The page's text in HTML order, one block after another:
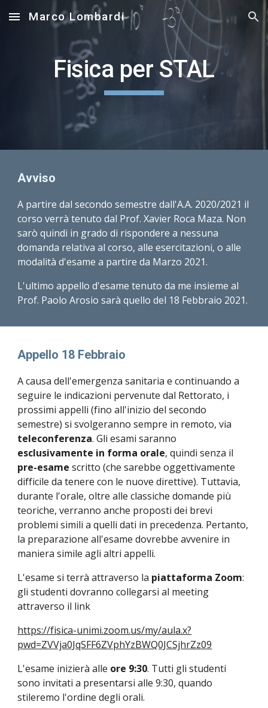
Skip to main content Skip to navigation
Marco Lombardi
Fisica per STAL
Avviso
A partire dal secondo semestre dall'A.A. 2020/2021 il
corso verrà tenuto dal Prof. Xavier Roca Maza. Non
sarò quindi in grado di rispondere a nessuna
domanda relativa al corso, alle esercitazioni, o alle
modalità d'esame a partire da Marzo 2021.
L'ultimo appello d'esame tenuto da me insieme al
Prof. Paolo Arosio sarà quello del 18 Febbraio 2021.
Appello 18 Febbraio
A causa dell'emergenza sanitaria e continuando a
seguire le indicazioni pervenute dal Rettorato, i
prossimi appelli (fino all'inizio del secondo
teleconferenza
esclusivamente in forma orale
pre-esame scritto (che sarebbe oggettivamente
difficile da tenere con le nuove direttive). Tuttavia,
durante l'orale, oltre alle classiche domande più
teoriche, verranno anche proposti dei brevi
problemi simili a quelli dati in precedenza. Pertanto,
la preparazione all'esame dovrebbe avvenire in
maniera simile agli altri appelli.
L'esame si terrà attraverso la piattaforma Zoom:
gli studenti dovranno collegarsi al meeting
attraverso il link
https://fisica-unimi.zoom.us/my/aula.x?
pwd=ZVVja0JqSFF6ZVphYzBWQ0JCSjhrZz09
L'esame inizierà alle ore 9:30. Tutti gli studenti
sono invitati a presentarsi alle 9:30, quando
stileremo l'ordine degli orali.